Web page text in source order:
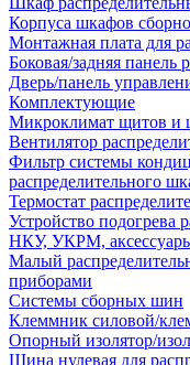
Корпуса шкафов
Монтажная плата для
Боковая/задняя панель
Дверь/панель
Комплектующие
Микроклимат щитов и
Вентилятор
Фильтр системы
распределительного
Термостат
Устройство подогрева
НКУ, УКРМ,
Малый
приборами
Системы сборных шин
Клеммник силовой/
Опорный изолятор/
Шина нулевая для